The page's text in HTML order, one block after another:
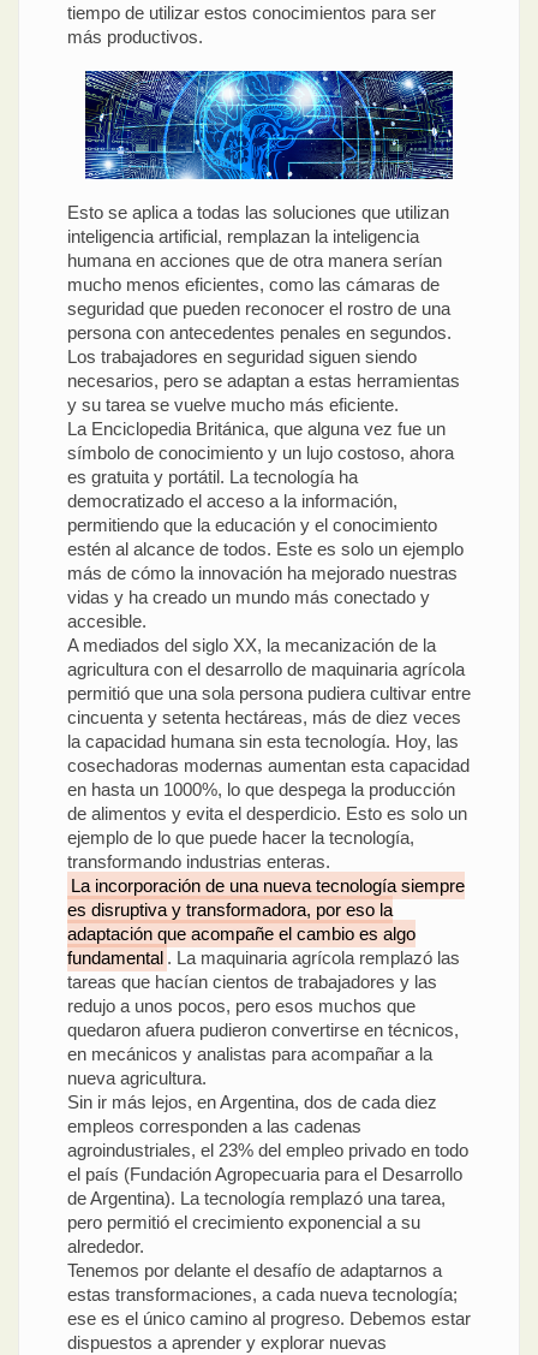
tiempo de utilizar estos conocimientos para ser
más productivos.
Esto se aplica a todas las soluciones que utilizan
inteligencia artificial, remplazan la inteligencia
humana en acciones que de otra manera serían
mucho menos eficientes, como las cámaras de
seguridad que pueden reconocer el rostro de una
persona con antecedentes penales en segundos.
Los trabajadores en seguridad siguen siendo
necesarios, pero se adaptan a estas herramientas
y su tarea se vuelve mucho más eficiente.
La Enciclopedia Británica, que alguna vez fue un
símbolo de conocimiento y un lujo costoso, ahora
es gratuita y portátil. La tecnología ha
democratizado el acceso a la información,
permitiendo que la educación y el conocimiento
estén al alcance de todos. Este es solo un ejemplo
más de cómo la innovación ha mejorado nuestras
vidas y ha creado un mundo más conectado y
accesible.
A mediados del siglo XX, la mecanización de la
agricultura con el desarrollo de maquinaria agrícola
permitió que una sola persona pudiera cultivar entre
cincuenta y setenta hectáreas, más de diez veces
la capacidad humana sin esta tecnología. Hoy, las
cosechadoras modernas aumentan esta capacidad
en hasta un 1000%, lo que despega la producción
de alimentos y evita el desperdicio. Esto es solo un
ejemplo de lo que puede hacer la tecnología,
transformando industrias enteras.
La incorporación de una nueva tecnología siempre
es disruptiva y transformadora, por eso la
adaptación que acompañe el cambio es algo
fundamental . La maquinaria agrícola remplazó las
tareas que hacían cientos de trabajadores y las
redujo a unos pocos, pero esos muchos que
quedaron afuera pudieron convertirse en técnicos,
en mecánicos y analistas para acompañar a la
nueva agricultura.
Sin ir más lejos, en Argentina, dos de cada diez
empleos corresponden a las cadenas
agroindustriales, el 23% del empleo privado en todo
el país (Fundación Agropecuaria para el Desarrollo
de Argentina). La tecnología remplazó una tarea,
pero permitió el crecimiento exponencial a su
alrededor.
Tenemos por delante el desafío de adaptarnos a
estas transformaciones, a cada nueva tecnología;
ese es el único camino al progreso. Debemos estar
dispuestos a aprender y explorar nuevas